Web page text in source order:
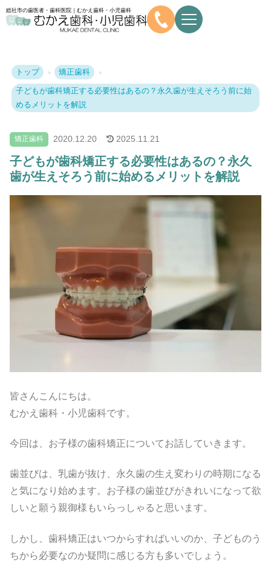
総社市の歯医者・歯科医院｜むかえ歯科・小児歯科
トップ 矯正歯科
子どもが歯科矯正する必要性はあるの？永久歯が生えそろう前に始
めるメリットを解説
矯正歯科 2020. 12.20 2025. 11.21
子どもが歯科矯正する必要性はあるの？永久
歯が生えそろう前に始めるメリットを解説
皆さんこんにちは。
むかえ歯科・小児歯科です。
今回は、お子様の歯科矯正についてお話していきます。
歯並びは、乳歯が抜け、永久歯の生え変わりの時期になる
と気になり始めます。お子様の歯並びがきれいになって欲
しいと願う親御様もいらっしゃると思います。
しかし、歯科矯正はいつからすればいいのか、子どものう
ちから必要なのか疑問に感じる方も多いでしょう。